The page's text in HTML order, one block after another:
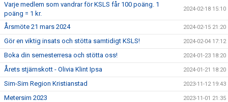
Varje medlem som vandrar för KSLS får 100 poäng. 1
poäng = 1 kr.
2024-02-18 15:10
Årsmöte 21 mars 2024 2024-02-15 21:20
Gör en viktig insats och stötta samtidigt KSLS! 2024-02-04 17:12
Boka din semesterresa och stötta oss! 2024-01-23 18:20
Årets stjärnskott - Olivia Klint Ipsa 2024-01-21 18:20
Sim-Sim Region Kristianstad 2023-11-12 19:43
Metersim 2023 2023-11-01 21:35